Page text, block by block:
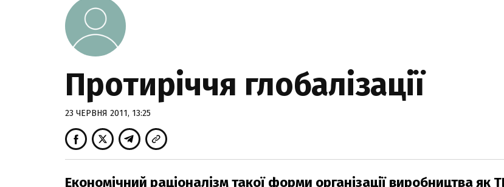
Протиріччя глобалізації
23 ЧЕРВНЯ 2011, 13:25
Економічний раціоналізм такої форми організації виробництва як